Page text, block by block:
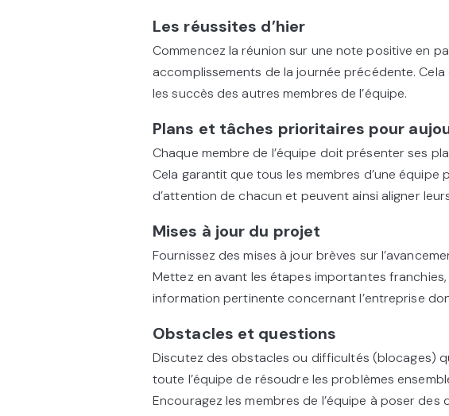
Les réussites d’hier
Commencez la réunion sur une note positive en
accomplissements de la journée précédente.
les succès des autres membres de l’équipe.
Plans et tâches prioritaires pour
Chaque membre de l’équipe doit présenter ses
Cela garantit que tous les membres d’une
d’attention de chacun et peuvent ainsi aligner
Mises à jour du projet
Fournissez des mises à jour brèves sur
Mettez en avant les étapes importantes
information pertinente concernant l’entreprise
Obstacles et questions
Discutez des obstacles ou difficultés (blocages)
toute l’équipe de résoudre les problèmes
Encouragez les membres de l’équipe à poser